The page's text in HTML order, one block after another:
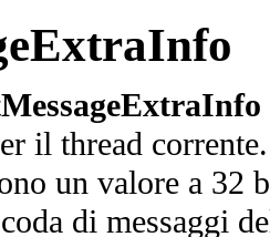
il thread
un valore a
di messaggi